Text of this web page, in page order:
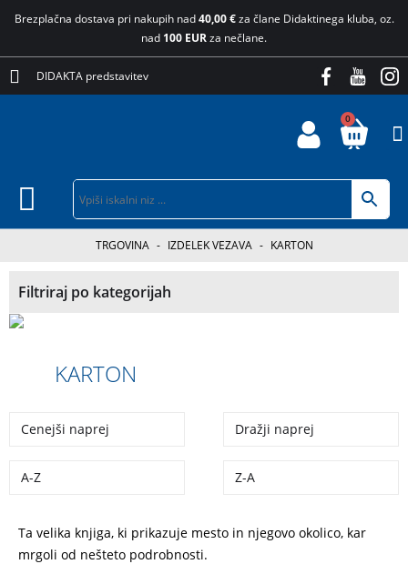
Brezplačna dostava pri nakupih nad40,00 €za člane Didaktinega kluba, oz.
nad 100 EURza nečlane.
DIDAKTA predstavitev
0
TRGOVINA - IZDELEK VEZAVA - KARTON
Filtriraj po kategorijah
KARTON
Cenejši naprej Dražji naprej
A-Z Z-A
Ta velika knjiga, ki prikazuje mesto in njegovo okolico, kar
mrgoli od nešteto podrobnosti.